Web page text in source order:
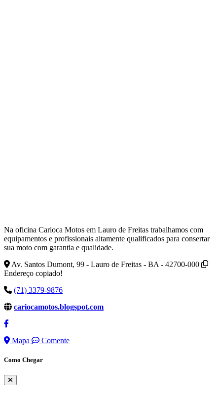
Na oficina Carioca Motos em Lauro de Freitas trabalhamos com
equipamentos e profissionais altamente qualificados para consertar
sua moto com garantia e qualidade.
Av. Santos Dumont, 99 - Lauro de Freitas - BA - 42700-000
Endereço copiado!
(71) 3379-9876
cariocamotos.blogspot.com
Mapa Comente
Como Chegar